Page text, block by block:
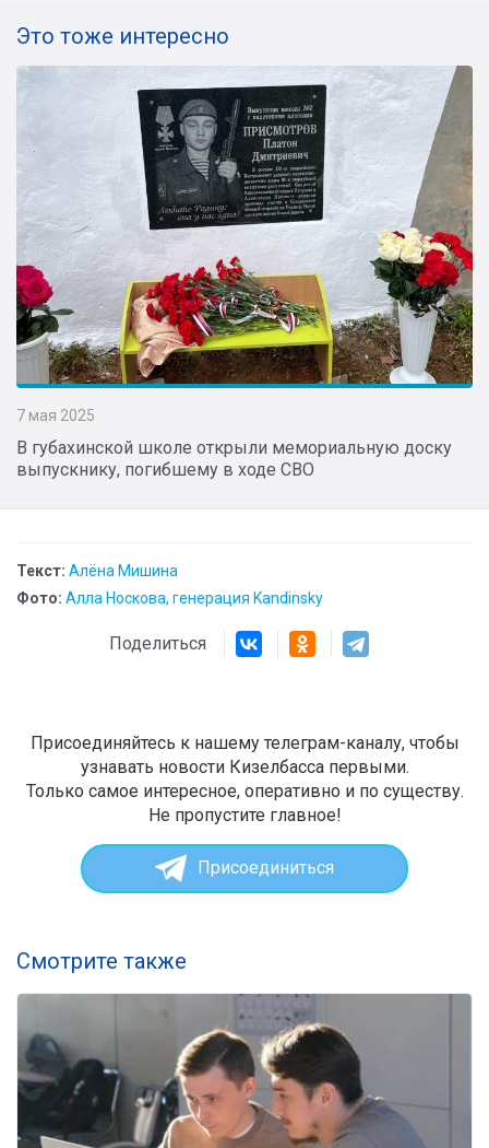
Это тоже интересно
7 мая 2025
В губахинской школе открыли мемориальную доску
выпускнику, погибшему в ходе СВО
Текст: Алёна Мишина
Фото: Алла Носкова, генерация Kandinsky
Поделиться
Присоединяйтесь к нашему телеграм-каналу, чтобы
узнавать новости Кизелбасса первыми.
Только самое интересное, оперативно и по существу.
Не пропустите главное!
Присоединиться
Смотрите также